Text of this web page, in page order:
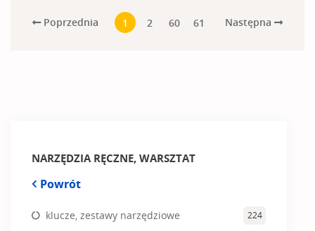
NARZĘDZIA RĘCZNE, WARSZTAT
Powrót
klucze, zestawy narzędziowe 224
Poprzednia 1 2 60 61 Następna